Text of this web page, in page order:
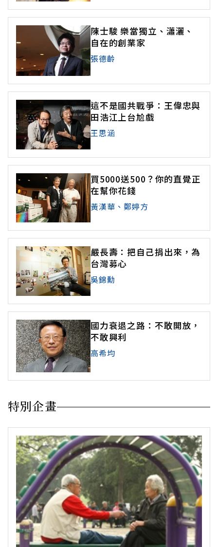
陳士駿 樂當獨立、瀟灑、
自在的創業家
張德齡
這不是國共戰爭：王偉忠與
田浩江上台尬戲
王思涵
買5000送500？你的直覺正
在幫你花錢
黃漢華、鄭婷方
嚴長壽：把自己捐出來，為
台灣募心
吳錦勳
國力衰退之路：不敢開放，
不敢興利
高希均
特別企畫